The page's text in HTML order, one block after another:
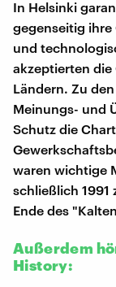
In Helsinki
gegenseitig
und
akzeptierten
Ländern. Zu
Meinungs- und
Schutz die
waren wichtige
schließlich 1991
Ende des
Außerdem
History: